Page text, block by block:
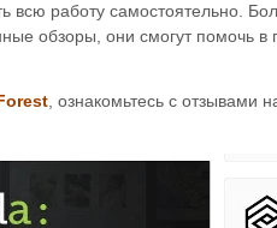
всю работу самостоятельно.
обзоры, они смогут помочь в
, ознакомьтесь с отзывами